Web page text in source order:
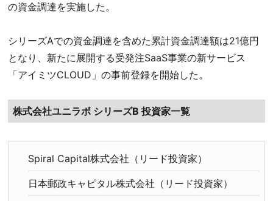
の資金調達を実施した。
シリーズAでの資金調達を含めた累計資金調達額は21億円
となり、新たに展開する受発注SaaS事業の新サービス
「アイミツCLOUD」の事前登録を開始した。
株式会社ユニラボ シリーズB 投資家一覧
Spiral Capital株式会社（リード投資家）
日本郵政キャピタル株式会社（リード投資家）